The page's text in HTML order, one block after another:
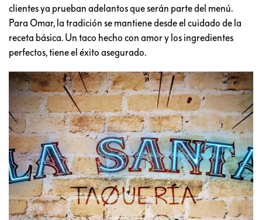
clientes ya prueban adelantos que serán parte del menú.
Para Omar, la tradición se mantiene desde el cuidado de la
receta básica. Un taco hecho con amor y los ingredientes
perfectos, tiene el éxito asegurado.